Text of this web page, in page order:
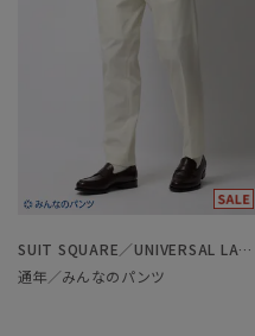
SUIT SQUARE／UNIVERSAL LANGUAGE
通年／みんなのパンツ